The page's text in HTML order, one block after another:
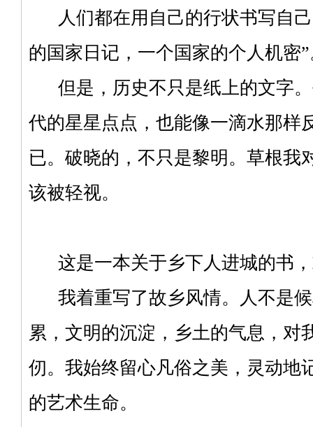
人们都在用自己的行状书写自己
的国家日记，一个国家的个人机密
但是，历史不只是纸上的文字。
代的星星点点，也能像一滴水那样
已。破晓的，不只是黎明。草根我
该被轻视。
这是一本关于乡下人进城的书，
我着重写了故乡风情。人不是候
累，文明的沉淀，乡土的气息，对
仞。我始终留心凡俗之美，灵动地
的艺术生命。